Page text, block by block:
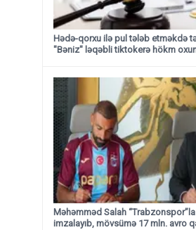
Hədə-qorxu ilə pul tələb etməkdə
"Bəniz" ləqəbli tiktokerə hökm
Məhəmməd Salah
imzalayıb, mövsümə 17 mln. avro